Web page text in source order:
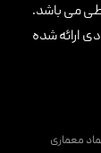
می باشد.
ارائه شده
معماری